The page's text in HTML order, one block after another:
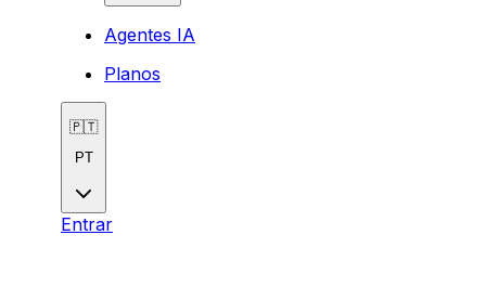
Agentes IA
Planos
🇵🇹
PT
Entrar